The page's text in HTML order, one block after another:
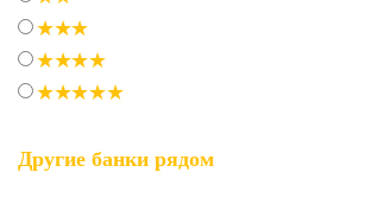
Другие банки рядом